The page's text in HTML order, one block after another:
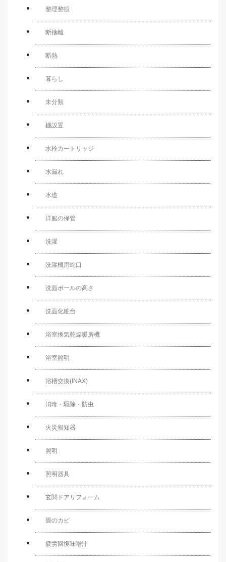
整理整頓
断捨離
断熱
暮らし
未分類
棚設置
水栓カートリッジ
水漏れ
水道
洋服の保管
洗濯
洗濯機用蛇口
洗面ボールの高さ
洗面化粧台
浴室換気乾燥暖房機
浴室照明
浴槽交換(INAX)
消毒・駆除・防虫
火災報知器
照明
照明器具
玄関ドアリフォーム
畳のカビ
疲労回復味噌汁